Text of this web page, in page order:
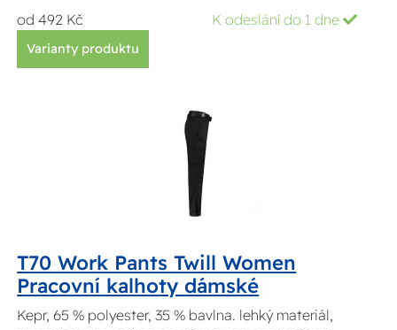
od 492 Kč K odeslání do 1 dne
Varianty produktu
T70 Work Pants Twill Women
Pracovní kalhoty dámské
Kepr, 65 % polyester, 35 % bavlna. lehký materiál,